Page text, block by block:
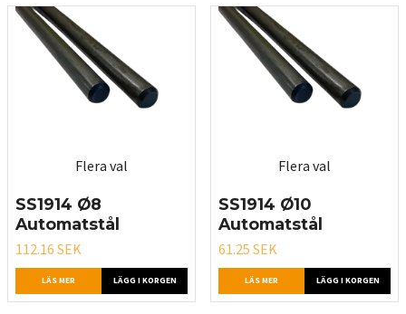
Flera val
SS1914 Ø8
Automatstål
112.16 SEK
LÄS MER LÄGG I KORGEN
Flera val
SS1914 Ø10
Automatstål
61.25 SEK
LÄS MER LÄGG I KORGEN